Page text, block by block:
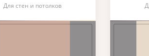
Для стен и потолков